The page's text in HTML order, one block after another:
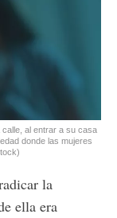
al entrar a su casa
donde las mujeres
la
ella era